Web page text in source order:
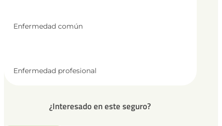
Enfermedad común
Enfermedad profesional
¿Interesado en este seguro?